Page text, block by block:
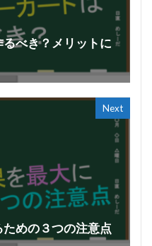
べき？メリットに
Next
めの３つの注意点